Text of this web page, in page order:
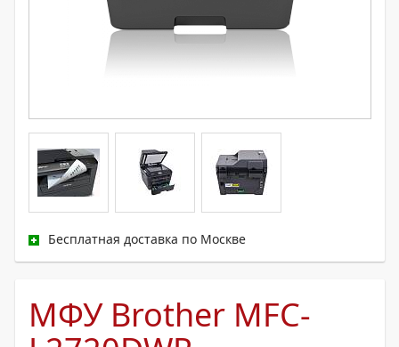
Бесплатная доставка по Москве
МФУ Brother MFC-